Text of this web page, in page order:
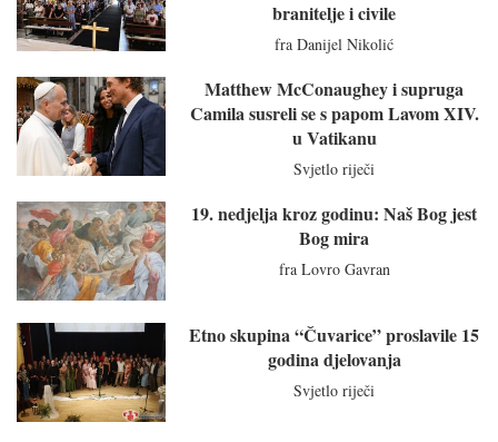
branitelje i civile
fra Danijel Nikolić
Matthew McConaughey i supruga
Camila susreli se s papom Lavom XIV.
u Vatikanu
Svjetlo riječi
19. nedjelja kroz godinu: Naš Bog jest
Bog mira
fra Lovro Gavran
Etno skupina “Čuvarice” proslavile 15
godina djelovanja
Svjetlo riječi